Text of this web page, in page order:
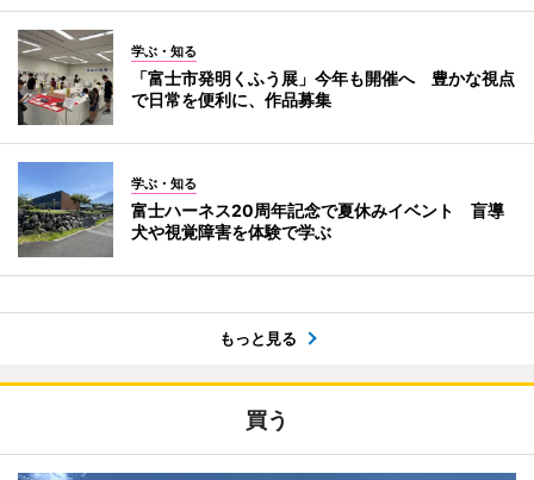
学ぶ・知る
「富士市発明くふう展」今年も開催へ 豊かな視点
で日常を便利に、作品募集
学ぶ・知る
富士ハーネス20周年記念で夏休みイベント 盲導
犬や視覚障害を体験で学ぶ
もっと見る
買う